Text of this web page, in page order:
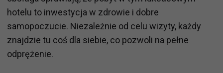
hotelu to inwestycja w zdrowie i dobre
samopoczucie. Niezależnie od celu wizyty, każdy
znajdzie tu coś dla siebie, co pozwoli na pełne
odprężenie.